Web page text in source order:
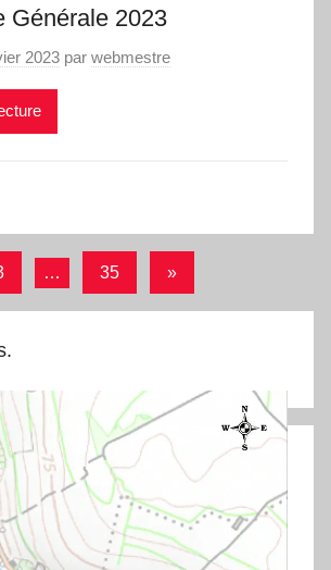
Générale 2023
2023 par webmestre
… 35
Articles
»